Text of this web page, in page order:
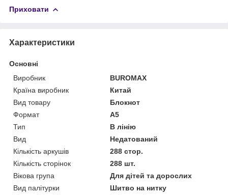
Приховати
Характеристики
Основні
Виробник
BUROMAX
Країна виробник
Китай
Вид товару
Блокнот
Формат
A5
Тип
В лінію
Вид
Недатований
Кількість аркушів
288 стор.
Кількість сторінок
288 шт.
Вікова група
Для дітей та дорослих
Вид палітурки
Шитво на нитку